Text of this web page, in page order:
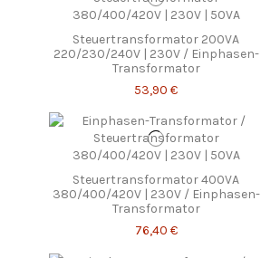
Steuertransformator 200VA
220/230/240V | 230V / Einphasen-
Transformator
53,90 €
Steuertransformator 400VA
380/400/420V | 230V / Einphasen-
Transformator
76,40 €